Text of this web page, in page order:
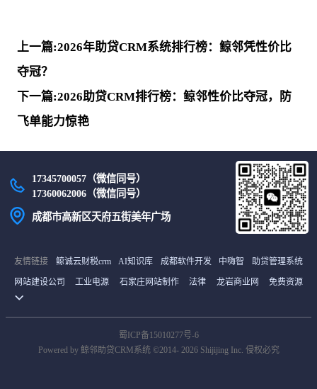
上一篇:2026年助贷CRM系统排行榜：鲸邻凭性价比
夺冠？
下一篇:2026助贷CRM排行榜：鲸邻性价比夺冠，防
飞单能力惊艳
17345700057（微信同号）
17360062006（微信同号）
成都市高新区天府五街美年广场
友情链接 鲸诚云财税crm AI知识库 成都软件开发 中嗨智 助贷管理系统
网站建设公司 工业电源 石家庄网站制作 法律 龙岩商业网 免费资源
货源网
沈阳资质代办 北京分类信息 tiktok直播专线
蜀ICP备15010277号-6
Powered by 鲸邻助贷CRM系统 ©2014- 2026 Shijijing Inc. 侵权必究